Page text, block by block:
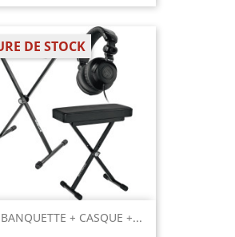
+ CASQUE +...
DE STOCK